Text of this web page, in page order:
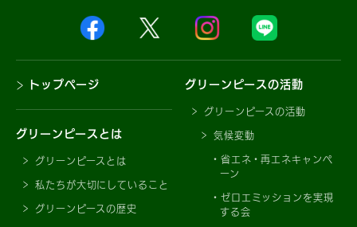
トップページ
グリーンピースとは
グリーンピースとは
私たちが大切にしていること
グリーンピースの歴史
グリーンピースの活動
グリーンピースの活動
気候変動
省エネ・再エネキャンペ
ーン
ゼロエミッションを実現
する会